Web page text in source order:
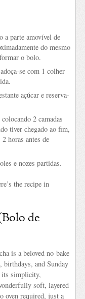
a parte amovível de
do mesmo
o bolo.
se com 1 colher
açúcar e reserva-
2 camadas
tiver chegado ao fim,
horas antes de
e nozes partidas.
the recipe in
de
is a beloved no-bake
birthdays, and Sunday
its simplicity,
soft, layered
oven required, just a